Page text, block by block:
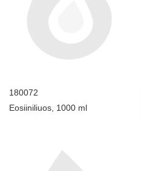
180072
Eosiiniliuos, 1000 ml